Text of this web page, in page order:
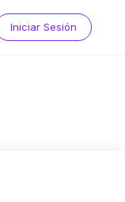
Iniciar Sesión